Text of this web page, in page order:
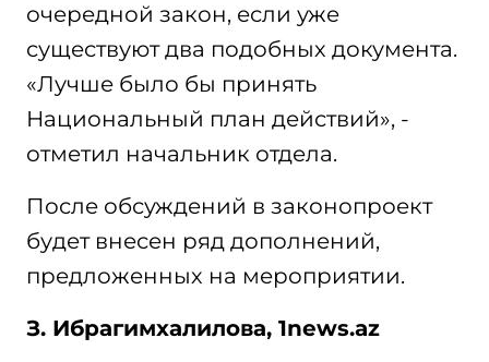
очередной закон, если уже
существуют два подобных документа.
«Лучше было бы принять
Национальный план действий», -
отметил начальник отдела.
После обсуждений в законопроект
будет внесен ряд дополнений,
предложенных на мероприятии.
З. Ибрагимхалилова, 1news.az